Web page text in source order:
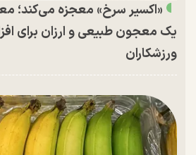
«اکسیر سرخ» معجزه می‌کند؛
یک معجون طبیعی و ارزان برای
ورزشکاران